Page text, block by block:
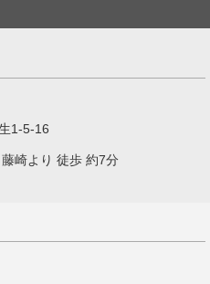
1-5-16
崎より 徒歩 約7分